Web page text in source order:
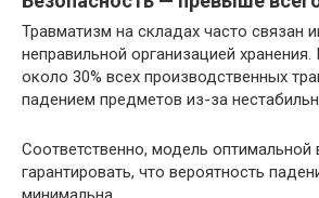
Травматизм на складах часто связан
неправильной организацией хранения.
около 30% всех производственных
падением предметов из-за
Соответственно, модель
гарантировать, что вероятность